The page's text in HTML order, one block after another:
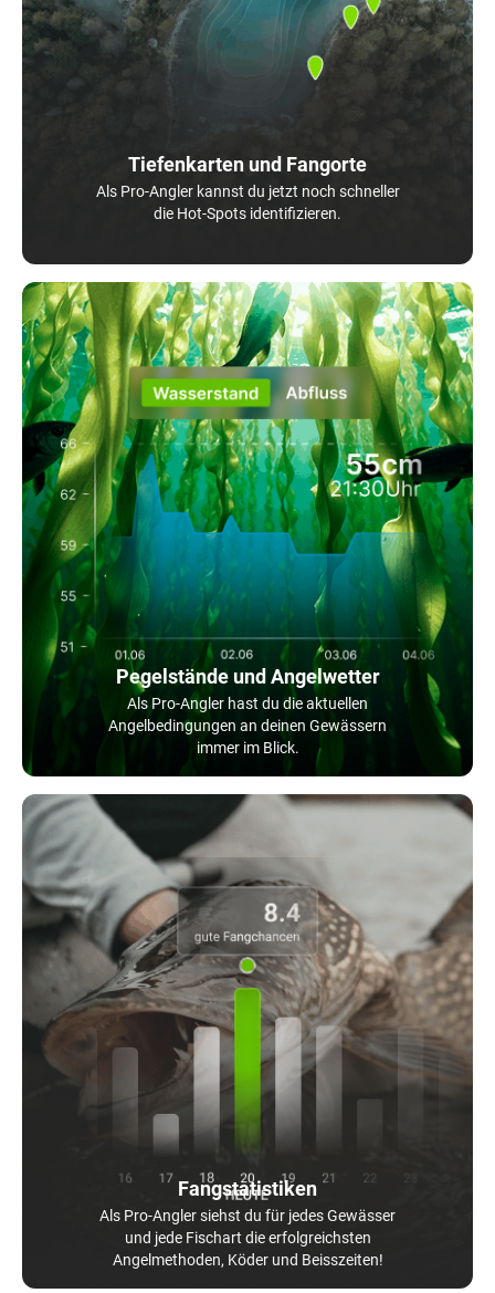
Tiefenkarten und Fangorte
Als Pro-Angler kannst du jetzt noch schneller
die Hot-Spots identifizieren.
Pegelstände und Angelwetter
Als Pro-Angler hast du die aktuellen
Angelbedingungen an deinen Gewässern
immer im Blick.
Fangstatistiken
Als Pro-Angler siehst du für jedes Gewässer
und jede Fischart die erfolgreichsten
Angelmethoden, Köder und Beisszeiten!